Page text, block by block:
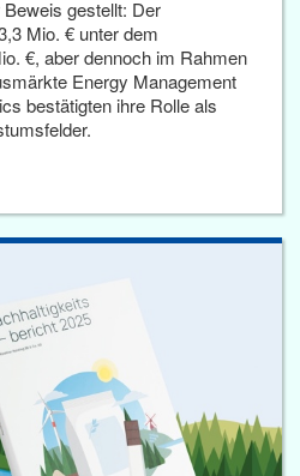
gestellt: Der
Mio. € unter dem
€, aber dennoch im Rahmen
Energy Management
bestätigten ihre Rolle als